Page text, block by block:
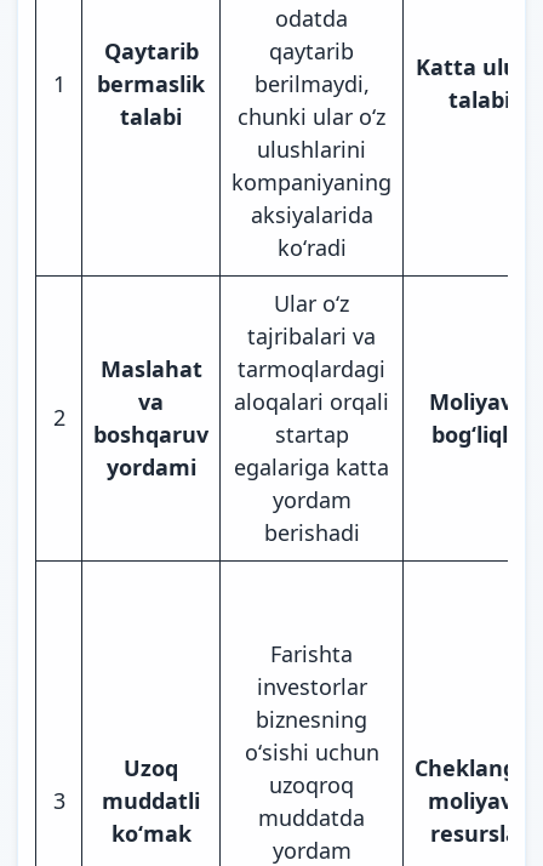
1
Qaytarib
bermaslik
talabi
odatda
qaytarib
berilmaydi,
chunki ular oʻz
ulushlarini
kompaniyaning
aksiyalarida
koʻradi
Katta ulush
talabi
2
Maslahat
va
boshqaruv
yordami
Ular oʻz
tajribalari va
tarmoqlardagi
aloqalari orqali
startap
egalariga katta
yordam
berishadi
Moliyaviy
bogʻliqlik
3
Uzoq
muddatli
koʻmak
Farishta
investorlar
biznesning
oʻsishi uchun
uzoqroq
muddatda
yordam
Cheklangan
moliyaviy
resurslar